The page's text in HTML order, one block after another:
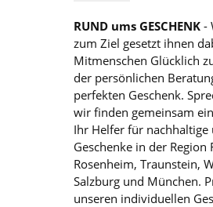
RUND ums GESCHENK -
zum Ziel gesetzt ihnen
Mitmenschen Glücklich
der persönlichen
perfekten Geschenk.
wir finden gemeinsam
Ihr Helfer für
Geschenke in der Region
Rosenheim, Traunstein,
Salzburg und München.
unseren individuellen